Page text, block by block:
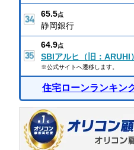
65.5点
静岡銀行
64.9点
SBIアルヒ（旧：ARUHI）
※公式サイトへ遷移します。
住宅ローンランキン